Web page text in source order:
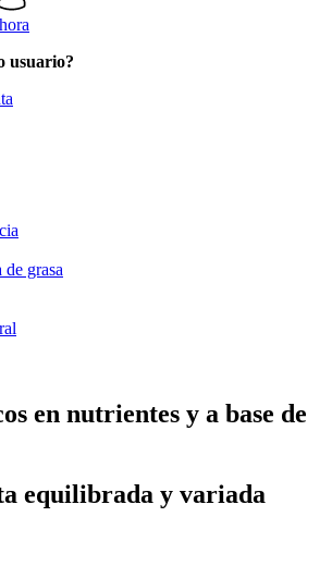
usuario?
grasa
en nutrientes y a base de
equilibrada y variada